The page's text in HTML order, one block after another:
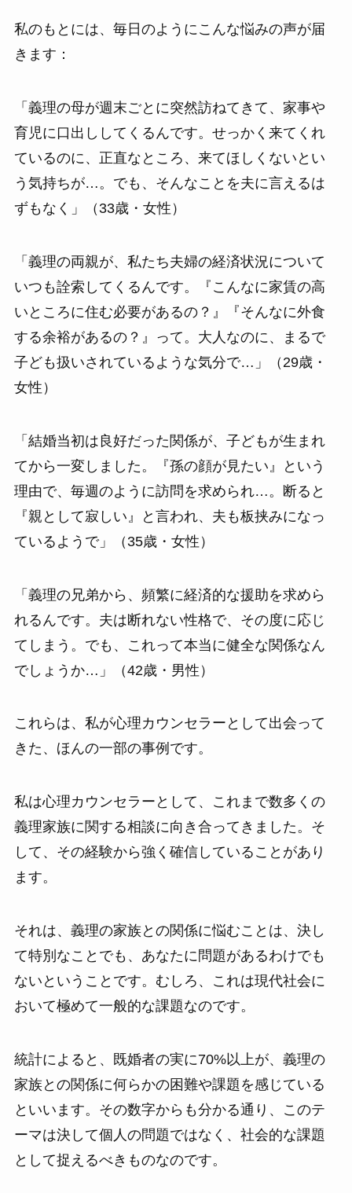
私のもとには、毎日のようにこんな悩みの声が届
きます：
「義理の母が週末ごとに突然訪ねてきて、家事や
育児に口出ししてくるんです。せっかく来てくれ
ているのに、正直なところ、来てほしくないとい
う気持ちが…。でも、そんなことを夫に言えるは
ずもなく」（33歳・女性）
「義理の両親が、私たち夫婦の経済状況について
いつも詮索してくるんです。『こんなに家賃の高
いところに住む必要があるの？』『そんなに外食
する余裕があるの？』って。大人なのに、まるで
子ども扱いされているような気分で…」（29歳・
女性）
「結婚当初は良好だった関係が、子どもが生まれ
てから一変しました。『孫の顔が見たい』という
理由で、毎週のように訪問を求められ…。断ると
『親として寂しい』と言われ、夫も板挟みになっ
ているようで」（35歳・女性）
「義理の兄弟から、頻繁に経済的な援助を求めら
れるんです。夫は断れない性格で、その度に応じ
てしまう。でも、これって本当に健全な関係なん
でしょうか…」（42歳・男性）
これらは、私が心理カウンセラーとして出会って
きた、ほんの一部の事例です。
私は心理カウンセラーとして、これまで数多くの
義理家族に関する相談に向き合ってきました。そ
して、その経験から強く確信していることがあり
ます。
それは、義理の家族との関係に悩むことは、決し
て特別なことでも、あなたに問題があるわけでも
ないということです。むしろ、これは現代社会に
おいて極めて一般的な課題なのです。
統計によると、既婚者の実に70%以上が、義理の
家族との関係に何らかの困難や課題を感じている
といいます。その数字からも分かる通り、このテ
ーマは決して個人の問題ではなく、社会的な課題
として捉えるべきものなのです。